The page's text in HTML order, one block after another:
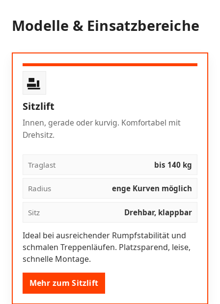
Modelle & Einsatzbereiche
Sitzlift
Innen, gerade oder kurvig. Komfortabel mit
Drehsitz.
Traglast bis 140 kg
Radius enge Kurven möglich
Sitz Drehbar, klappbar
Ideal bei ausreichender Rumpfstabilität und
schmalen Treppenläufen. Platzsparend, leise,
schnelle Montage.
Mehr zum Sitzlift